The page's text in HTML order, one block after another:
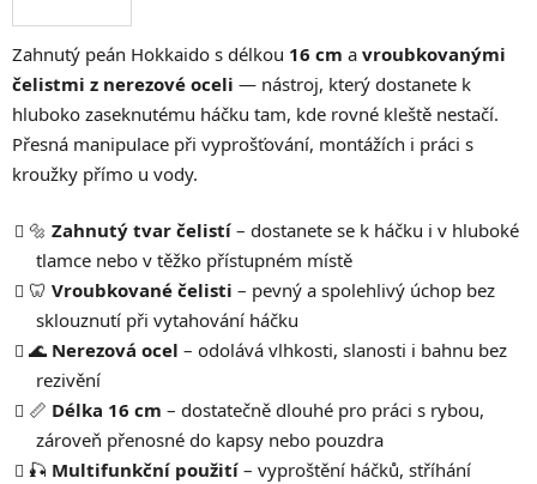
Zahnutý peán Hokkaido s délkou 16 cm a vroubkovanými
čelistmi z nerezové oceli — nástroj, který dostanete k
hluboko zaseknutému háčku tam, kde rovné kleště nestačí.
Přesná manipulace při vyprošťování, montážích i práci s
kroužky přímo u vody.
🔩 Zahnutý tvar čelistí – dostanete se k háčku i v hluboké
tlamce nebo v těžko přístupném místě
🦷 Vroubkované čelisti – pevný a spolehlivý úchop bez
sklouznutí při vytahování háčku
🌊 Nerezová ocel – odolává vlhkosti, slanosti i bahnu bez
rezivění
📏 Délka 16 cm – dostatečně dlouhé pro práci s rybou,
zároveň přenosné do kapsy nebo pouzdra
🎣 Multifunkční použití – vyproštění háčků, stříhání